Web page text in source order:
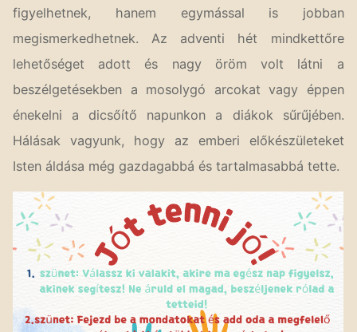
figyelhetnek, hanem egymással is jobban
megismerkedhetnek. Az adventi hét mindkettőre
lehetőséget adott és nagy öröm volt látni a
beszélgetésekben a mosolygó arcokat vagy éppen
énekelni a dicsőítő napunkon a diákok sűrűjében.
Hálásak vagyunk, hogy az emberi előkészületeket
Isten áldása még gazdagabbá és tartalmasabbá tette.